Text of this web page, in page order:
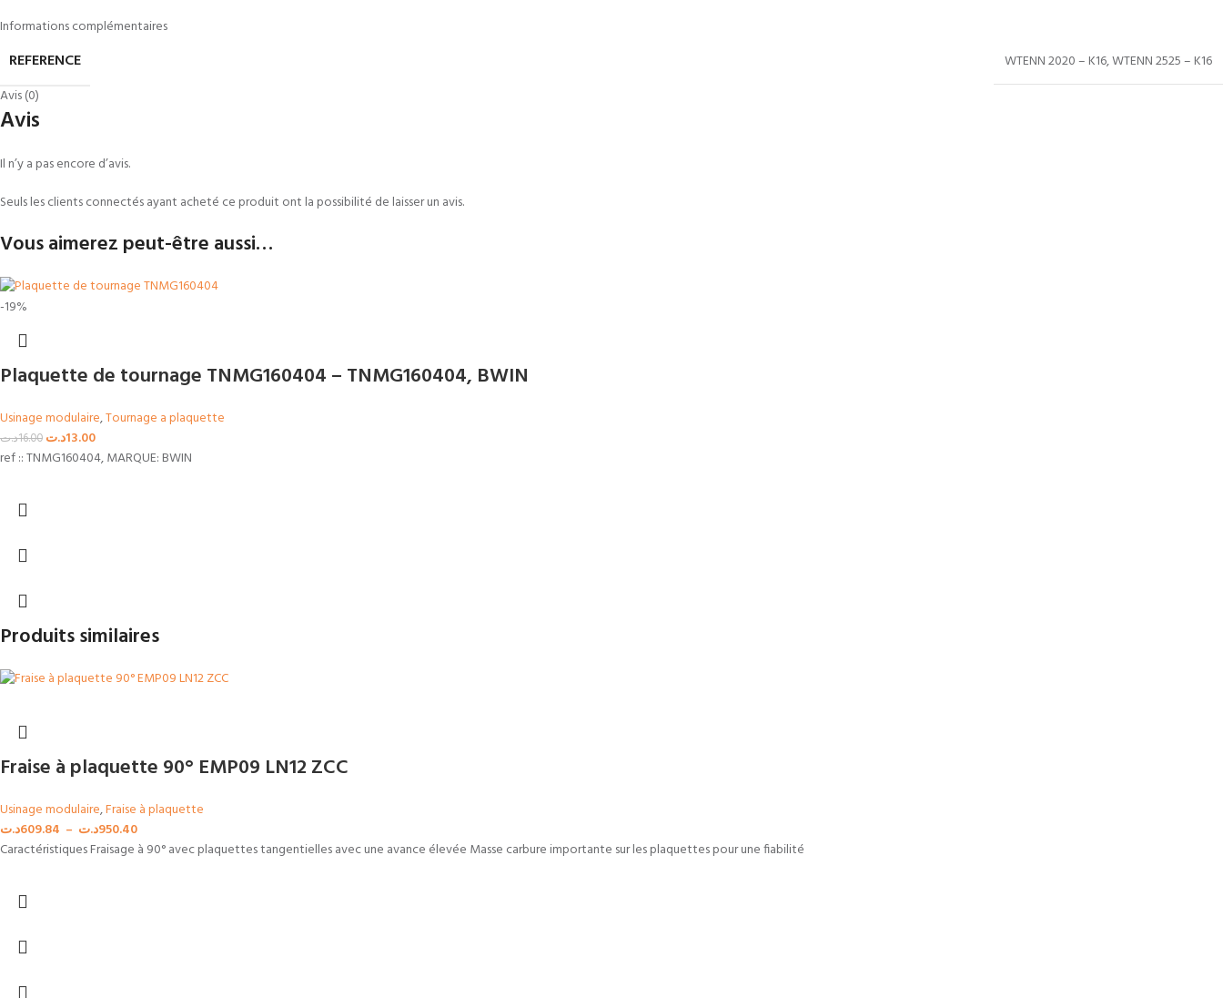
Informations complémentaires
REFERENCE WTENN 2020 – K16,WTENN 2525 – K16
Avis (0)
Avis
Il n’y a pas encore d’avis.
Seuls les clients connectés ayant acheté ce produit ont la possibilité de laisser un avis.
Vous aimerez peut-être aussi…
-19%
Plaquette de tournage TNMG160404 – TNMG160404, BWIN
Usinage modulaire,Tournage a plaquette
16.00د.ت 13.00د.ت
ref :: TNMG160404, MARQUE: BWIN
Produits similaires
Fraise à plaquette 90° EMP09 LN12 ZCC
Usinage modulaire,Fraise à plaquette
609.84د.ت – 950.40د.ت
Caractéristiques Fraisage à 90° avec plaquettes tangentielles avec une avance élevée Masse carbure importante sur les plaquettes pour une fiabilité